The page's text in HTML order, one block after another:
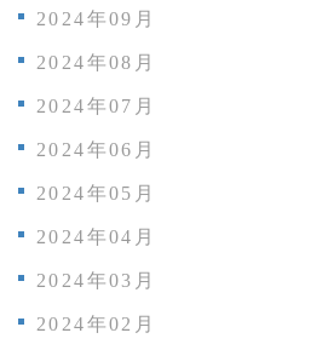
2024年09月
2024年08月
2024年07月
2024年06月
2024年05月
2024年04月
2024年03月
2024年02月